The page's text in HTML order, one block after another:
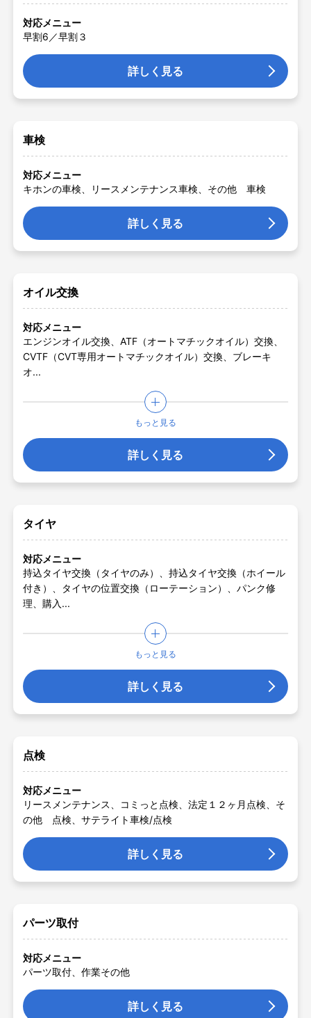
対応メニュー
早割6／早割３
詳しく見る
車検
対応メニュー
キホンの車検、リースメンテナンス車検、その他 車検
詳しく見る
オイル交換
対応メニュー
エンジンオイル交換、ATF（オートマチックオイル）交換、
CVTF（CVT専用オートマチックオイル）交換、ブレーキ
オ...
もっと見る
詳しく見る
タイヤ
対応メニュー
持込タイヤ交換（タイヤのみ）、持込タイヤ交換（ホイール
付き）、タイヤの位置交換（ローテーション）、パンク修
理、購入...
もっと見る
詳しく見る
点検
対応メニュー
リースメンテナンス、コミっと点検、法定１２ヶ月点検、そ
の他 点検、サテライト車検/点検
詳しく見る
パーツ取付
対応メニュー
パーツ取付、作業その他
詳しく見る